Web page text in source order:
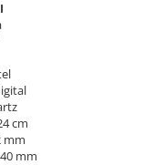
cm
mm
mm